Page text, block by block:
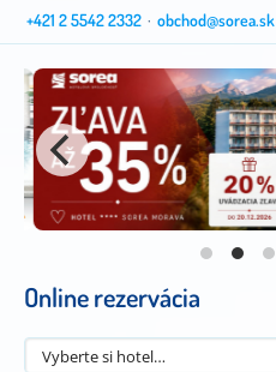
+421 2 5542 2332 · obchod@sorea.sk
Online rezervácia